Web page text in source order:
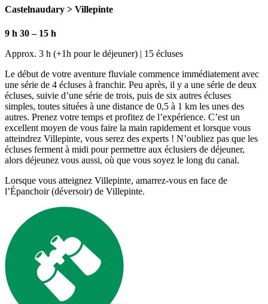
Castelnaudary > Villepinte
9 h 30 – 15 h
Approx. 3 h (+1h pour le déjeuner) | 15 écluses
Le début de votre aventure fluviale commence immédiatement avec
une série de 4 écluses à franchir. Peu après, il y a une série de deux
écluses, suivie d’une série de trois, puis de six autres écluses
simples, toutes situées à une distance de 0,5 à 1 km les unes des
autres. Prenez votre temps et profitez de l’expérience. C’est un
excellent moyen de vous faire la main rapidement et lorsque vous
atteindrez Villepinte, vous serez des experts ! N’oubliez pas que les
écluses ferment à midi pour permettre aux éclusiers de déjeuner,
alors déjeunez vous aussi, où que vous soyez le long du canal.
Lorsque vous atteignez Villepinte, amarrez-vous en face de
l’Épanchoir (déversoir) de Villepinte.